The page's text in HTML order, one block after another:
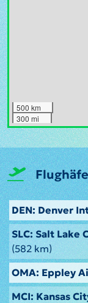
500 km
300 mi
DEN: Denver
SLC: Salt
(582 km)
OMA: Eppley
MCI: Kansas